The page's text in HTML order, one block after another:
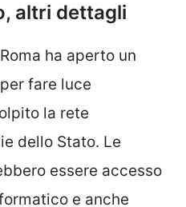
altri dettagli
ha aperto un
fare luce
la rete
dello Stato. Le
essere accesso
e anche